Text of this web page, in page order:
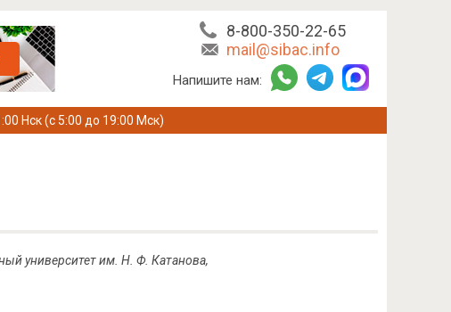
8-800-350-22-65
mail@sibac.info
Напишите нам:
Нск (с 5:00 до 19:00 Мск)
университет им. Н. Ф. Катанова,